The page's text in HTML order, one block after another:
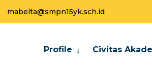
mabelta@smpn15yk.sch.id
Profile Civitas